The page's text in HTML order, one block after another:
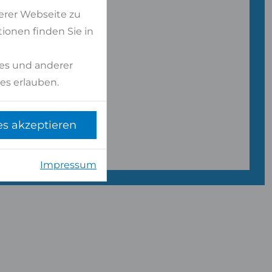
Webseite zu
finden Sie in
und anderer
erlauben.
akzeptieren
Impressum